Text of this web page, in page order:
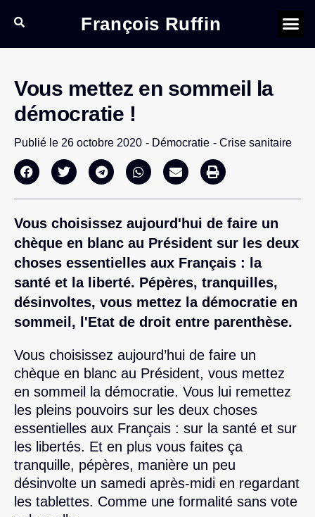
François Ruffin
Vous mettez en sommeil la
démocratie !
Publié le 26 octobre 2020 - Démocratie - Crise sanitaire
Vous choisissez aujourd'hui de faire un
chèque en blanc au Président sur les deux
choses essentielles aux Français : la
santé et la liberté. Pépères, tranquilles,
désinvoltes, vous mettez la démocratie en
sommeil, l'Etat de droit entre parenthèse.
Vous choisissez aujourd’hui de faire un
chèque en blanc au Président, vous mettez
en sommeil la démocratie. Vous lui remettez
les pleins pouvoirs sur les deux choses
essentielles aux Français : sur la santé et sur
les libertés. Et en plus vous faites ça
tranquille, pépères, manière un peu
désinvolte un samedi après-midi en regardant
les tablettes. Comme une formalité sans vote